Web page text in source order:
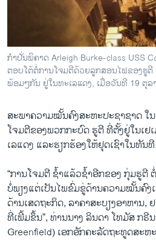
ລາຍການກະຈາຍສຽງ
ລາຍງານ
ຕິດຕາມພວກເຮົາ ທີ່
ພາສາຕ່າງໆ
ກຳປັ່ນພິຄາດ Arleigh Burke-class USS
ຕອບໂຕ້ຕໍ່ການໂຈມຕີດ້ວຍລູກສອນໄຟຂອງຮູ
ພ້ອມໆກັນ ຢູ່ໃນທະເລແດງ, ເມື່ອວັນທີ 19 ຕຸລ
ສະພາ​ຄວາມ​ໝັ້ນຄົງ​ສະຫະ​ປະຊາ​ຊາດ ​ໃ
ໂຈມ​ຕີ​ຂອງ​ພວກ​ກະບົດ ຮູຕີ ທີ່ຕັ້ງ​ຢູ່​ໃນ​ເຢ​
ເລ​ແດງ ​ແລະ​ຮຽກຮ້ອງ​ໃຫ້​ຢຸດ​ເຊົາ​ໃນ​ທັນທີ.
“ການ​ໂຈມ​ຕີ​ ຊ້ຳ​ແລ້ວ​ຊ້ຳ​ອີກຂອງ ກຸ່ມຮູຕີ
ບໍ່​ພຽງ​ແຕ່​ເປັນ​ໄພ​ຂົ່ມ​ຂູ່​ດ້ານ​ຄວາມ​ໝັ້ນຄົງ​
ດ້ານ​ເສດ​ຖະ​ກິດ, ​ລາ​ຄາ​ສະ​ບຽງ​ອາ​ຫານ,
ທີ່ເພີ້ມຂຶ້ນ”, ທ່ານ​ນາງ ລິນດາ ໂທມັສ ກຣີ
Greenfield) ເອກ​ອັກ​ຄະ​ລັດ​ຖະ​ທູດ​ສະຫ